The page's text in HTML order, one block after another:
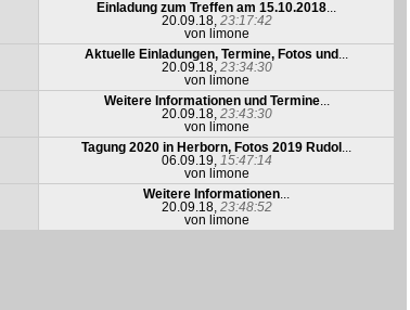
Einladung zum Treffen am 15.10.2018
20.09.18, 23:17:42
von limone
Aktuelle Einladungen, Termine, Fotos und
20.09.18, 23:34:30
von limone
Weitere Informationen und Termine...
20.09.18, 23:43:30
von limone
Tagung 2020 in Herborn, Fotos 2019 Rudol
06.09.19,
15:47:14
von limone
Weitere Informationen
20.09.18, 23:48:52
von limone